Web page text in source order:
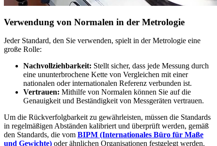
Verwendung von Normalen in der Metrologie
Jeder Standard, den Sie verwenden, spielt in der Metrologie eine
große Rolle:
Nachvollziehbarkeit: Stellt sicher, dass jede Messung durch
eine ununterbrochene Kette von Vergleichen mit einer
nationalen oder internationalen Referenz verbunden ist.
Vertrauen: Mithilfe von Normalen können Sie auf die
Genauigkeit und Beständigkeit von Messgeräten vertrauen.
Um die Rückverfolgbarkeit zu gewährleisten, müssen die Standards
in regelmäßigen Abständen kalibriert und überprüft werden, gemäß
den Standards, die vom BIPM (Internationales Büro für Maße
und Gewichte) oder ähnlichen Organisationen festgelegt werden.